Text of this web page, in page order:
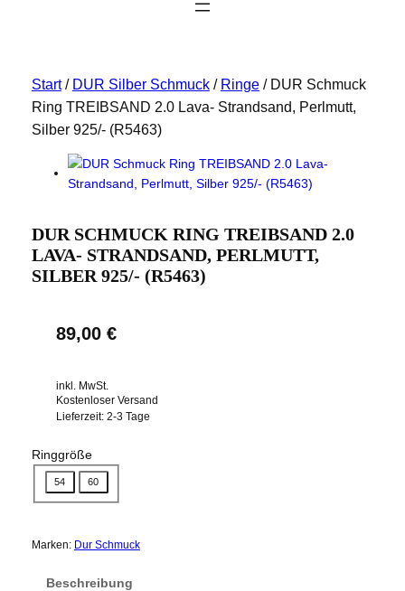
Start/ DUR Silber Schmuck/ Ringe/ DUR Schmuck
Ring TREIBSAND 2.0 Lava- Strandsand, Perlmutt,
Silber 925/- (R5463)
DUR SCHMUCK RING TREIBSAND 2.0
LAVA- STRANDSAND, PERLMUTT,
SILBER 925/- (R5463)
89,00 €
inkl. MwSt.
Kostenloser Versand
Lieferzeit: 2-3 Tage
Ringgröße
54 60
Marken: Dur Schmuck
Beschreibung